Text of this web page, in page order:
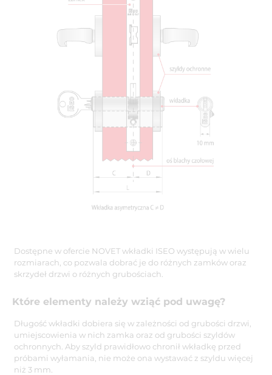
Dostępne w ofercie NOVET wkładki ISEO występują w wielu
rozmiarach, co pozwala dobrać je do różnych zamków oraz
skrzydeł drzwi o różnych grubościach.
Które elementy należy wziąć pod uwagę?
Długość wkładki dobiera się w zależności od grubości drzwi,
umiejscowienia w nich zamka oraz od grubości szyldów
ochronnych. Aby szyld prawidłowo chronił wkładkę przed
próbami wyłamania, nie może ona wystawać z szyldu więcej
niż 3 mm.